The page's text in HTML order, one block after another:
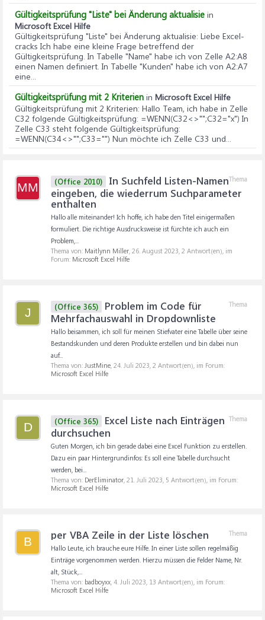
Gültigkeitsprüfung "Liste" bei Änderung aktualisie in
Microsoft Excel Hilfe
Gültigkeitsprüfung "Liste" bei Änderung aktualisie: Liebe Excel-
cracks Ich habe eine kleine Frage betreffend der
Gültigkeitsprüfung. In Tabelle "Name" habe ich von Zelle A2:A8
einen Namen definiert. In Tabelle "Kunden" habe ich von A2:A7
eine...
Gültigkeitsprüfung mit 2 Kriterien in Microsoft Excel Hilfe
Gültigkeitsprüfung mit 2 Kriterien: Hallo Team, ich habe in Zelle
C32 folgende Gültigkeitsprüfung: =WENN(C32<>"";C32="x") In
Zelle C33 steht folgende Gültigkeitsprüfung:
=WENN(C34<>"";C33="") Nun möchte ich Zelle C33 und...
MM
Thema
(Office 2010)
In Suchfeld Listen-Namen
eingeben, die wiederrum Suchparameter
enthalten
Hallo alle miteinander! Ich hoffe, ich habe den Titel einigermaßen
formuliert. Die richtige Ausdrucksweise ist fürchte ich auch ein
Problem,...
Thema von: Maitlynn Miller, 26. August 2023, 2 Antwort(en), im
Forum: Microsoft Excel Hilfe
J
Thema
(Office 365)
Problem im Code für
Mehrfachauswahl in Dropdownliste
Hallo beisammen, ich soll für meinen Stiefvater eine Tabelle über seine
Bestandskunden und deren Produkte erstellen und bin dabei nun
auf...
Thema von: JustMine, 24. Juli 2023, 2 Antwort(en), im Forum:
Microsoft Excel Hilfe
D
Thema
(Office 365)
Excel Liste nach Einträgen
durchsuchen
Guten Morgen, ich bin gerade dabei eine Excel Funktion zu erstellen.
Dazu ein paar Hintergrundinfos: Es soll eine Tabelle durchsucht
werden, bei...
Thema von: DerEliminator, 21. Juli 2023, 5 Antwort(en), im Forum:
Microsoft Excel Hilfe
B
Thema
per VBA Zeile in der Liste löschen
Hallo Leute, ich brauche eure Hilfe. In einer Liste sollen regelmäßig
Einträge vorgenommen werden. Hierzu müssen die Felder Name, Nr.
alt, Stück,...
Thema von: badboyxx, 4. Juli 2023, 13 Antwort(en), im Forum:
Microsoft Excel Hilfe